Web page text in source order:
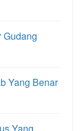
Gudang
Yang Benar